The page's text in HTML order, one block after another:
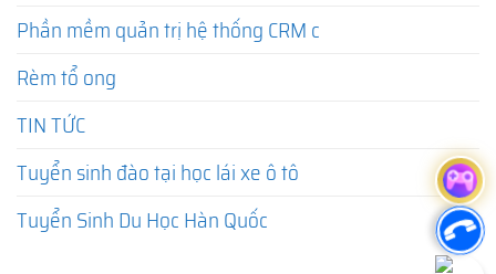
Phần mềm quản trị hệ thống CRM c
Rèm tổ ong
TIN TỨC
Tuyển sinh đào tại học lái xe ô tô
Tuyển Sinh Du Học Hàn Quốc